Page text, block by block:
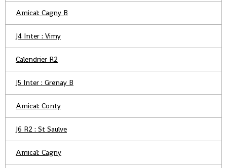
Amical: Cagny B
J4 Inter : Vimy
Calendrier R2
J5 Inter : Grenay B
Amical: Conty
J6 R2 : St Saulve
Amical: Cagny